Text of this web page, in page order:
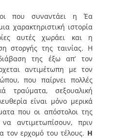
που συναντάει η Έα
χαρακτηριστική ιστορία
αυτές χωράει και η
στοργής της ταινίας. Η
της έξω απ’ τον
αντιμέτωπη με τον
που παίρνει πολλές
τραύματα, σεξουαλική
είναι μόνο μερικά
που οι απόστολοι της
αντιμετωπίσουν, πριν
τον ερχομό του τέλους. Η